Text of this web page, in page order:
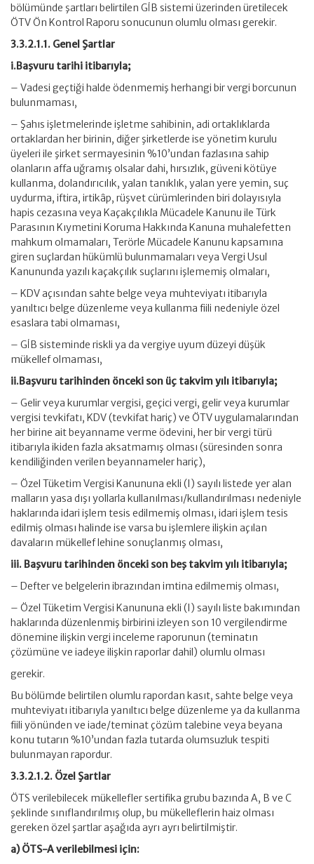
bölümünde şartları belirtilen GİB sistemi üzerinden üretilecek
ÖTV Ön Kontrol Raporu sonucunun olumlu olması gerekir.
3.3.2.1.1. Genel Şartlar
i.Başvuru tarihi itibarıyla;
– Vadesi geçtiği halde ödenmemiş herhangi bir vergi borcunun
bulunmaması,
– Şahıs işletmelerinde işletme sahibinin, adi ortaklıklarda
ortaklardan her birinin, diğer şirketlerde ise yönetim kurulu
üyeleri ile şirket sermayesinin %10’undan fazlasına sahip
olanların affa uğramış olsalar dahi, hırsızlık, güveni kötüye
kullanma, dolandırıcılık, yalan tanıklık, yalan yere yemin, suç
uydurma, iftira, irtikâp, rüşvet cürümlerinden biri dolayısıyla
hapis cezasına veya Kaçakçılıkla Mücadele Kanunu ile Türk
Parasının Kıymetini Koruma Hakkında Kanuna muhalefetten
mahkum olmamaları, Terörle Mücadele Kanunu kapsamına
giren suçlardan hükümlü bulunmamaları veya Vergi Usul
Kanununda yazılı kaçakçılık suçlarını işlememiş olmaları,
– KDV açısından sahte belge veya muhteviyatı itibarıyla
yanıltıcı belge düzenleme veya kullanma fiili nedeniyle özel
esaslara tabi olmaması,
– GİB sisteminde riskli ya da vergiye uyum düzeyi düşük
mükellef olmaması,
ii.Başvuru tarihinden önceki son üç takvim yılı itibarıyla;
– Gelir veya kurumlar vergisi, geçici vergi, gelir veya kurumlar
vergisi tevkifatı, KDV (tevkifat hariç) ve ÖTV uygulamalarından
her birine ait beyanname verme ödevini, her bir vergi türü
itibarıyla ikiden fazla aksatmamış olması (süresinden sonra
kendiliğinden verilen beyannameler hariç),
– Özel Tüketim Vergisi Kanununa ekli (I) sayılı listede yer alan
malların yasa dışı yollarla kullanılması/kullandırılması nedeniyle
haklarında idari işlem tesis edilmemiş olması, idari işlem tesis
edilmiş olması halinde ise varsa bu işlemlere ilişkin açılan
davaların mükellef lehine sonuçlanmış olması,
iii. Başvuru tarihinden önceki son beş takvim yılı itibarıyla;
– Defter ve belgelerin ibrazından imtina edilmemiş olması,
– Özel Tüketim Vergisi Kanununa ekli (I) sayılı liste bakımından
haklarında düzenlenmiş birbirini izleyen son 10 vergilendirme
dönemine ilişkin vergi inceleme raporunun (teminatın
çözümüne ve iadeye ilişkin raporlar dahil) olumlu olması
gerekir.
Bu bölümde belirtilen olumlu rapordan kasıt, sahte belge veya
muhteviyatı itibarıyla yanıltıcı belge düzenleme ya da kullanma
fiili yönünden ve iade/teminat çözüm talebine veya beyana
konu tutarın %10’undan fazla tutarda olumsuzluk tespiti
bulunmayan rapordur.
3.3.2.1.2. Özel Şartlar
ÖTS verilebilecek mükellefler sertifika grubu bazında A, B ve C
şeklinde sınıflandırılmış olup, bu mükelleflerin haiz olması
gereken özel şartlar aşağıda ayrı ayrı belirtilmiştir.
a) ÖTS-A verilebilmesi için: